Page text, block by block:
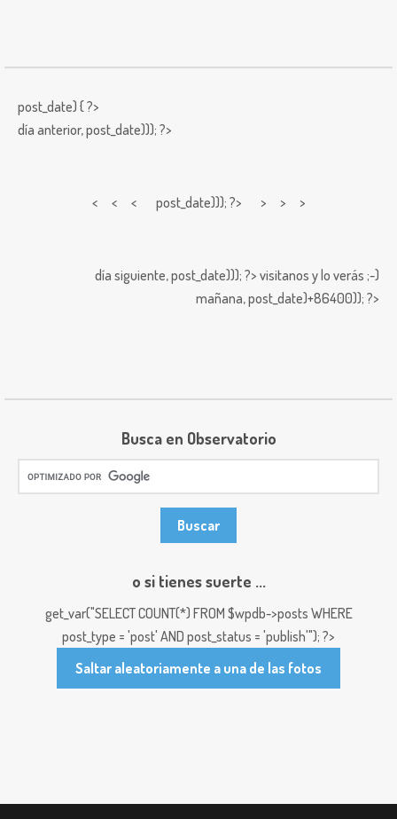
post_date) { ?>
día anterior,post_date))); ?>
< < < post_date))); ?> > > >
día siguiente,post_date))); ?> visitanos y lo verás ;-)
mañana,post_date)+86400)); ?>
Busca en Observatorio
o si tienes suerte ...
get_var("SELECT COUNT(*) FROM $wpdb->posts WHERE
post_type = 'post' AND post_status = 'publish'"); ?>
Saltar aleatoriamente a una de las fotos